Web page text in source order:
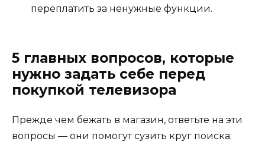
переплатить за ненужные функции.
5 главных вопросов, которые
нужно задать себе перед
покупкой телевизора
Прежде чем бежать в магазин, ответьте на эти
вопросы — они помогут сузить круг поиска: